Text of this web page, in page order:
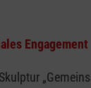
Engagement